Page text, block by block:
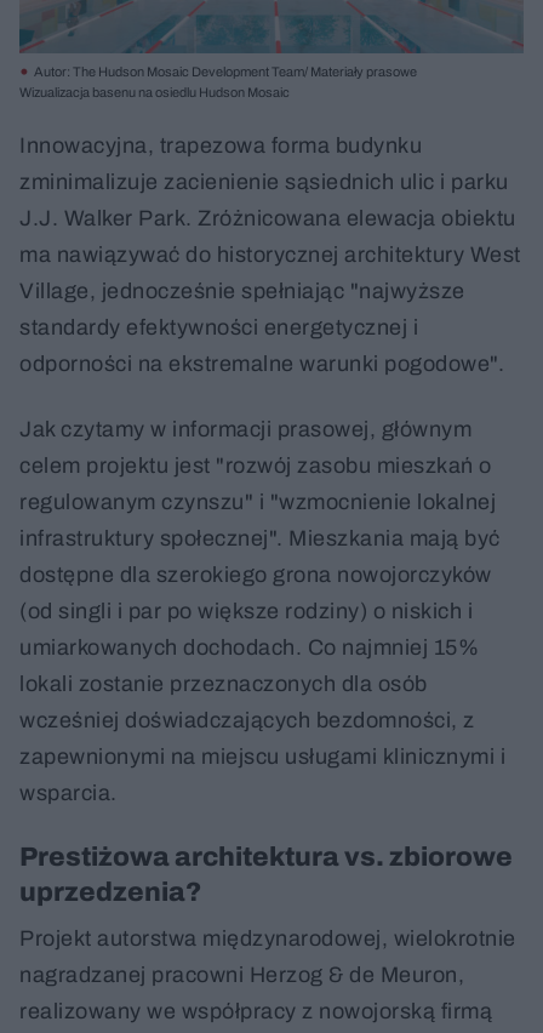
Autor: The Hudson Mosaic Development Team/ Materiały prasowe
Wizualizacja basenu na osiedlu Hudson Mosaic
Innowacyjna, trapezowa forma budynku
zminimalizuje zacienienie sąsiednich ulic i parku
J.J. Walker Park. Zróżnicowana elewacja obiektu
ma nawiązywać do historycznej architektury West
Village, jednocześnie spełniając "najwyższe
standardy efektywności energetycznej i
odporności na ekstremalne warunki pogodowe".
Jak czytamy w informacji prasowej, głównym
celem projektu jest "rozwój zasobu mieszkań o
regulowanym czynszu" i "wzmocnienie lokalnej
infrastruktury społecznej". Mieszkania mają być
dostępne dla szerokiego grona nowojorczyków
(od singli i par po większe rodziny) o niskich i
umiarkowanych dochodach. Co najmniej 15%
lokali zostanie przeznaczonych dla osób
wcześniej doświadczających bezdomności, z
zapewnionymi na miejscu usługami klinicznymi i
wsparcia.
Prestiżowa architektura vs. zbiorowe
uprzedzenia?
Projekt autorstwa międzynarodowej, wielokrotnie
nagradzanej pracowni Herzog & de Meuron,
realizowany we współpracy z nowojorską firmą